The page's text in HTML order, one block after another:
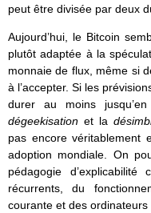
peut être divisée par deux
Aujourd’hui, le Bitcoin
plutôt adaptée à la
monnaie de flux, même si
à l’accepter. Si les
durer au moins
dégeekisation et la
pas encore véritablement
adoption mondiale. On
pédagogie
récurrents, du
courante et des ordinateurs